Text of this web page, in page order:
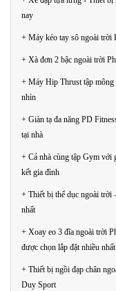
nay
+ Máy kéo tay sô ngoài trời
+ Xà đơn 2 bậc ngoài trời
+ Máy Hip Thrust tập mông
nhìn
+ Giàn tạ đa năng PD
tại nhà
+ Cả nhà cùng tập Gym với
kết gia đình
+ Thiết bị thể dục ngoài trời
nhất
+ Xoay eo 3 đĩa ngoài trời
được chọn lắp đặt nhiều nhất
+ Thiết bị ngồi đạp chân
Duy Sport